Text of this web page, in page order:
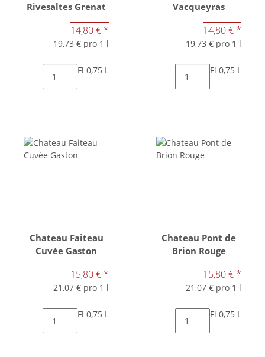
Rivesaltes Grenat
14,80 € *
19,73 € pro 1 l
Fl 0,75 L
Vacqueyras
14,80 € *
19,73 € pro 1 l
Fl 0,75 L
Chateau Faiteau
Cuvée Gaston
15,80 € *
21,07 € pro 1 l
Fl 0,75 L
Chateau Pont de
Brion Rouge
15,80 € *
21,07 € pro 1 l
Fl 0,75 L